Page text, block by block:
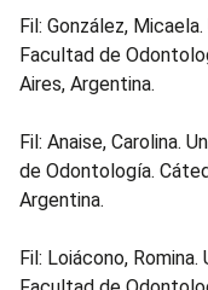
Fil: González,
Facultad de
Aires, Argentina.
Fil: Anaise, Carolina.
de Odontología.
Argentina.
Fil: Loiácono,